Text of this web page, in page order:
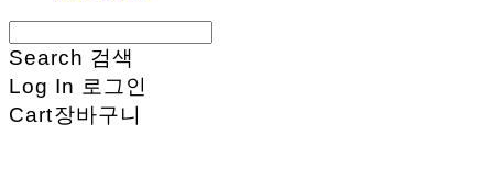
Search 검색
Log In 로그인
Cart장바구니